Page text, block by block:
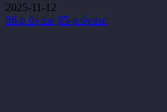
2025-11-12
86-р бүлэг 85-р бүлэг